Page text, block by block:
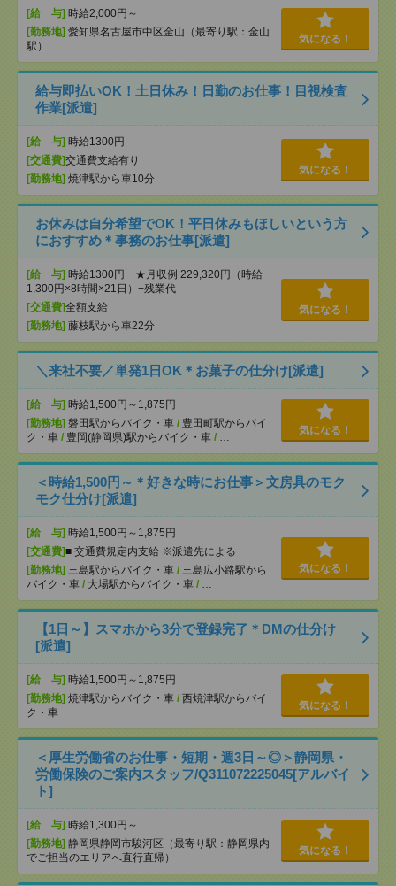
[給 与] 時給2,000円～
[勤務地] 愛知県名古屋市中区金山（最寄り駅：金山
駅）
気になる！
給与即払いOK！土日休み！日勤のお仕事！目視検査
作業[派遣]
[給 与] 時給1300円
[交通費]交通費支給有り
[勤務地] 焼津駅から車10分
気になる！
お休みは自分希望でOK！平日休みもほしいという方
におすすめ＊事務のお仕事[派遣]
[給 与] 時給1300円 ★月収例 229,320円（時給
1,300円×8時間×21日）+残業代
[交通費]全額支給
[勤務地] 藤枝駅から車22分
気になる！
＼来社不要／単発1日OK＊お菓子の仕分け[派遣]
[給 与] 時給1,500円～1,875円
[勤務地] 磐田駅からバイク・車 / 豊田町駅からバイ
ク・車 / 豊岡(静岡県)駅からバイク・車 / …
気になる！
＜時給1,500円～＊好きな時にお仕事＞文房具のモク
モク仕分け[派遣]
[給 与] 時給1,500円～1,875円
[交通費]■ 交通費規定内支給 ※派遣先による
[勤務地] 三島駅からバイク・車 / 三島広小路駅から
バイク・車 / 大場駅からバイク・車 / …
気になる！
【1日～】スマホから3分で登録完了＊DMの仕分け
[派遣]
[給 与] 時給1,500円～1,875円
[勤務地] 焼津駅からバイク・車 / 西焼津駅からバイ
ク・車
気になる！
＜厚生労働省のお仕事・短期・週3日～◎＞静岡県・
労働保険のご案内スタッフ/Q311072225045[アルバイ
ト]
[給 与] 時給1,300円～
[勤務地] 静岡県静岡市駿河区（最寄り駅：静岡県内
でご担当のエリアへ直行直帰）
気になる！